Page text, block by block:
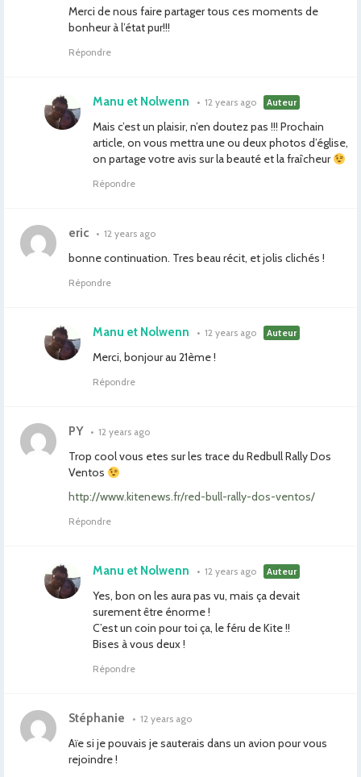
Merci de nous faire partager tous ces moments de
bonheur à l’état pur!!!
Répondre
Manu et Nolwenn • 12 years ago Auteur
Mais c’est un plaisir, n’en doutez pas !!! Prochain
article, on vous mettra une ou deux photos d’église,
on partage votre avis sur la beauté et la fraîcheur
Répondre
eric • 12 years ago
bonne continuation. Tres beau récit, et jolis clichés !
Répondre
Manu et Nolwenn • 12 years ago Auteur
Merci, bonjour au 21ème !
Répondre
PY • 12 years ago
Trop cool vous etes sur les trace du Redbull Rally Dos
Ventos
http://www.kitenews.fr/red-bull-rally-dos-ventos/
Répondre
Manu et Nolwenn • 12 years ago Auteur
Yes, bon on les aura pas vu, mais ça devait
surement être énorme !
C’est un coin pour toi ça, le féru de Kite !!
Bises à vous deux !
Répondre
Stéphanie • 12 years ago
Aïe si je pouvais je sauterais dans un avion pour vous
rejoindre !